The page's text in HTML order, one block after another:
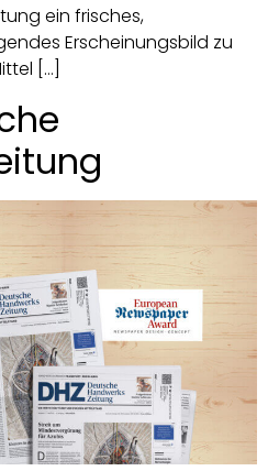
ein frisches,
Erscheinungsbild zu
[…]